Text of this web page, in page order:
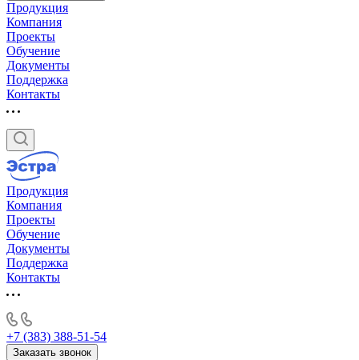
Продукция
Компания
Проекты
Обучение
Документы
Поддержка
Контакты
Продукция
Компания
Проекты
Обучение
Документы
Поддержка
Контакты
+7 (383) 388-51-54
Заказать звонок